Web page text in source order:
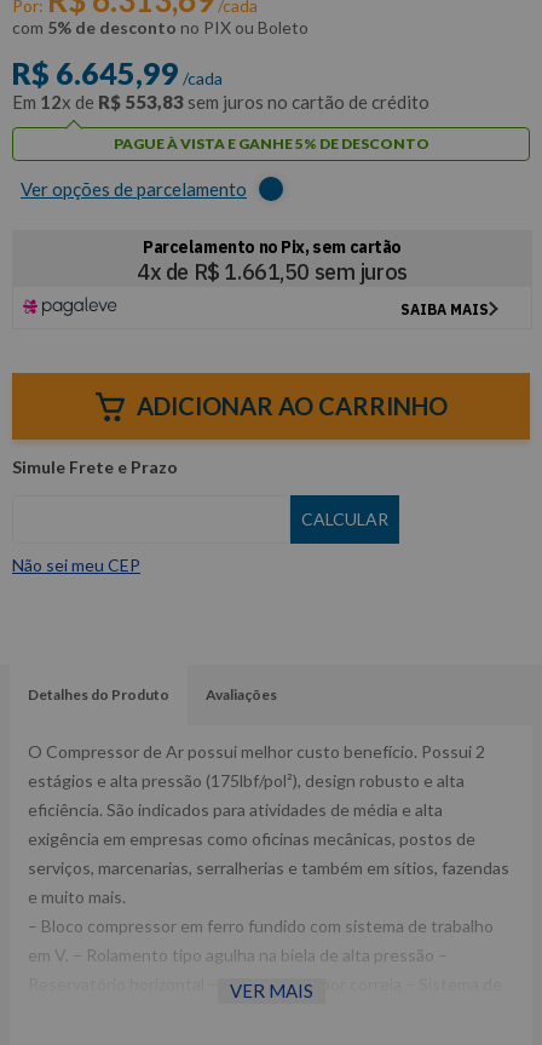
Por:
/cada
com 5% de desconto no PIX ou Boleto
R$ 6.645,99 /cada
Em 12x de R$ 553,83 sem juros no cartão de crédito
PAGUE À VISTA E GANHE 5% DE DESCONTO
Ver opções de parcelamento
ADICIONAR AO CARRINHO
Não sei meu CEP
Detalhes do Produto Avaliações
O Compressor de Ar possui melhor custo benefício. Possui 2
estágios e alta pressão (175lbf/pol²), design robusto e alta
eficiência. São indicados para atividades de média e alta
exigência em empresas como oficinas mecânicas, postos de
serviços, marcenarias, serralherias e também em sítios, fazendas
e muito mais.
– Bloco compressor em ferro fundido com sistema de trabalho
em V. – Rolamento tipo agulha na biela de alta pressão –
Reservatório horizontal – Transmissão por correia – Sistema de
VER MAIS